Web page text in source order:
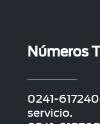
Números
0241-
servicio.